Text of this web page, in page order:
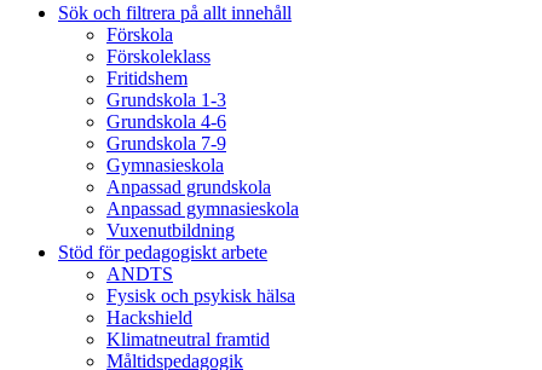
Sök och filtrera på allt innehåll
Förskola
Förskoleklass
Fritidshem
Grundskola 1-3
Grundskola 4-6
Grundskola 7-9
Gymnasieskola
Anpassad grundskola
Anpassad gymnasieskola
Vuxenutbildning
Stöd för pedagogiskt arbete
ANDTS
Fysisk och psykisk hälsa
Hackshield
Klimatneutral framtid
Måltidspedagogik